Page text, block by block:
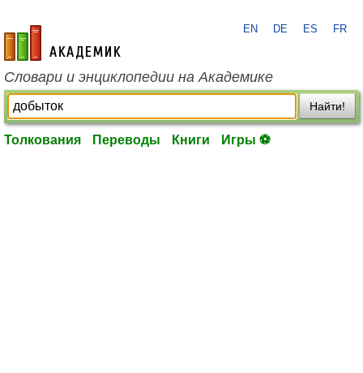
academic.ru
EN DE ES FR
Словари и энциклопедии на Академике
Найти!
Толкования Переводы Книги Игры ⚽